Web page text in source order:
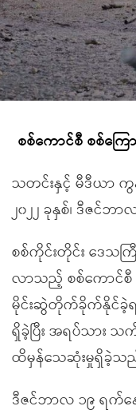
စစ်ကောင်စီ စစ်ကြ
သတင်းနှင့် မီဒီယာ
၂၀၂၂ ခုနှစ်၊ ဒီဇင်ဘ
စစ်ကိုင်းတိုင်း ဒေသက
လာသည့် စစ်ကောင်စီ
မိုင်းဆွဲတိုက်ခိုက်နိုင်ခဲ့ရ
ရှိခဲ့ပြီး အရပ်သား
ထိမှန်သေဆုံးမှုရှိခဲ့သ
ဒီဇင်ဘာလ ၁၉ ရက်န